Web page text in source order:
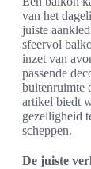
van het
juiste
sfeervol
inzet van
passende
buitenruimte
artikel biedt
gezelligheid
scheppen.
De juiste